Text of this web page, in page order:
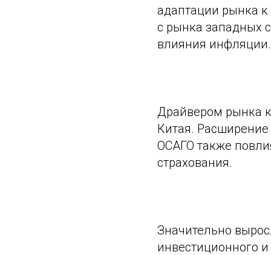
адаптации рынка к
с рынка западных
влияния инфляции.
Драйвером рынка
Китая.
ОСАГО также
страхования.
Значительно
инвестиционного